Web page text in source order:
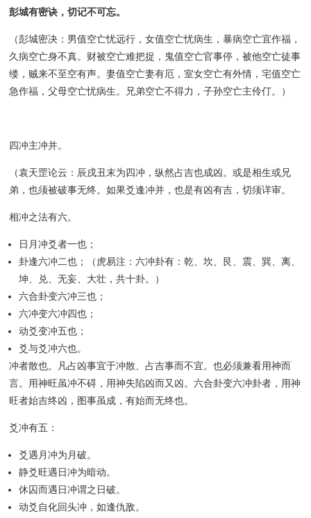
彭城有密诀，切记不可忘。
（彭城密决：男值空亡忧远行，女值空亡忧病生，暴病空亡宜作福，
久病空亡身不真。财被空亡难把捉，鬼值空亡官事停，被他空亡徒事
缕，贼来不至空有声。妻值空亡妻有厄，室女空亡有外情，宅值空亡
急作福，父母空亡忧病生。兄弟空亡不得力，子孙空亡主伶仃。）
四冲主冲并。
（袁天罡论云：辰戌丑末为四冲，纵然占吉也成凶。或是相生或兄
弟，也须被破事无终。如果爻逢冲并，也是有凶有吉，切须详审。
相冲之法有六。
日月冲爻者一也；
卦逢六冲二也；（虎易注：六冲卦有：乾、坎、艮、震、巽、离、
坤、兑、无妄、大壮，共十卦。）
六合卦变六冲三也；
六冲变六冲四也；
动爻变冲五也；
爻与爻冲六也。
冲者散也。凡占凶事宜于冲散、占吉事而不宜。也必须兼看用神而
言。用神旺虽冲不碍，用神失陷凶而又凶。六合卦变六冲卦者，用神
旺者始吉终凶，图事虽成，有始而无终也。
爻冲有五：
爻遇月冲为月破。
静爻旺遇日冲为暗动。
休囚而遇日冲谓之日破。
动爻自化回头冲，如逢仇敌。